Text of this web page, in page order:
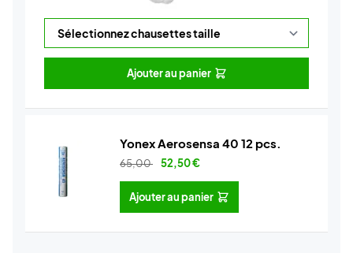
Ajouter au panier
Yonex Aerosensa 40 12 pcs.
65,00 52,50€
Ajouter au panier